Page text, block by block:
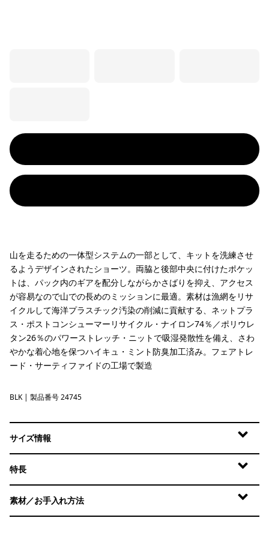
山を走るための一体型システムの一部として、キットを洗練させ
るようデザインされたショーツ。両脇と後部中央に付けたポケッ
トは、パック内のギアを配分しながらかさばりを抑え、アクセス
が容易なので山での長めのミッションに最適。素材は漁網をリサ
イクルして海洋プラスチック汚染の削減に貢献する、ネットプラ
ス・ポストコンシューマーリサイクル・ナイロン74％／ポリウレ
タン26％のパワーストレッチ・ニットで吸湿発散性を備え、さわ
やかな着心地を保つハイキュ・ミント防臭加工済み。フェアトレ
ード・サーティファイドの工場で製造
Black
BLK | 製品番号 24745
サイズ情報
特長
素材／お手入れ方法